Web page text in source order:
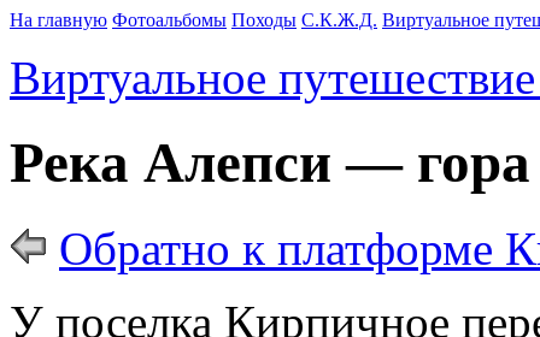
На главную Фотоальбомы Походы С.К.Ж.Д. Виртуальное
Виртуальное
Река Алепси —
Обратно к платформе
У поселка Кирпичное